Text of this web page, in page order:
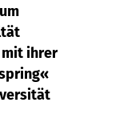
ihrer